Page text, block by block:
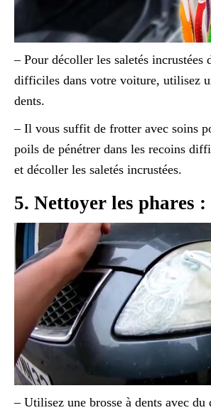
– Pour décoller les saletés incrustées
difficiles dans votre voiture, utilisez
dents.
– Il vous suffit de frotter avec soins
poils de pénétrer dans les recoins
et décoller les saletés incrustées.
5. Nettoyer les phares :
– Utilisez une brosse à dents avec du